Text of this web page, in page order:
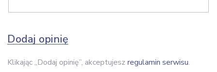
Dodaj opinię
Klikając „Dodaj opinię”, akceptujesz regulamin serwisu.